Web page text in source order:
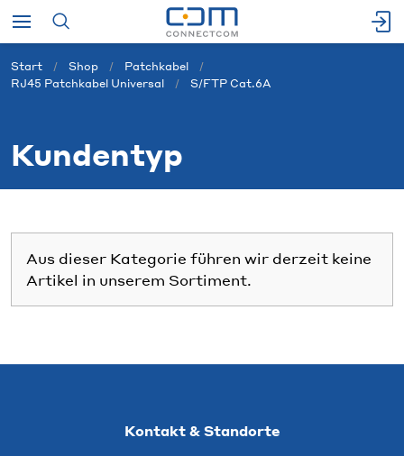
Start Shop
Patchkabel
RJ45 Patchkabel Universal
S/FTP Cat.6A
Kundentyp
Aus dieser Kategorie führen wir derzeit keine
Artikel in unserem Sortiment.
Kontakt & Standorte